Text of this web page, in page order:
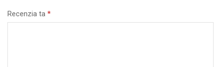
Recenzia ta *